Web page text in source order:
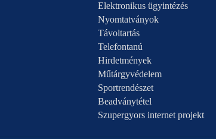
Elektronikus ügyintézés
Nyomtatványok
Távoltartás
Telefontanú
Hirdetmények
Műtárgyvédelem
Sportrendészet
Beadványtétel
Szupergyors internet projekt